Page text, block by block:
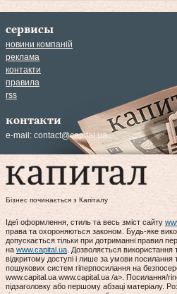
сервисы
новини компаній
реклама
контакти
правила
rss
контакти
e-mail: contact@capital.ua
Бізнес починається з Капіталу
Ідеї оформлення, стиль та весь зміст сайту
права та охороняються законом. Будь-яке
допускається тільки при дотриманні правил
на www.capital.ua . Дозволяється використання
відкритому доступі і лише за умови посилання
пошукових систем гіперпосилання на
www.capital.ua www.capital.ua /a>. Посилання/
підзаголовку або першому абзаці матеріалу.